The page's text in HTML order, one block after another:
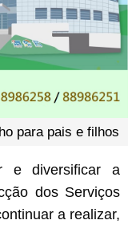
para pais e filhos
e diversificar a
dos Serviços
a realizar,